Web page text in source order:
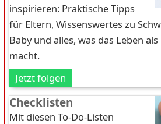
inspirieren: Praktische Tipps
für Eltern, Wissenswertes zu
Baby und alles, was das Leben
macht.
Jetzt folgen
Checklisten
Mit diesen To-Do-Listen